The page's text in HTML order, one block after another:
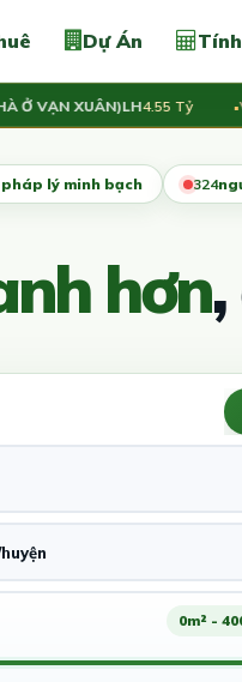
Dự Án
XUÂN)LH4.55 Tỷ
lý minh bạch 324
hơn
0m² -